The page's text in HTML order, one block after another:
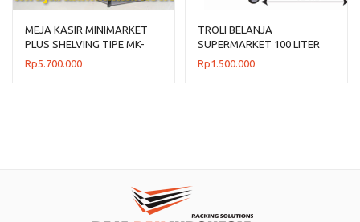
MEJA KASIR MINIMARKET
PLUS SHELVING TIPE MK-
04AZ
Rp5.700.000
TROLI BELANJA
SUPERMARKET 100 LITER
TIPE TS-100L RAJARAK
Rp1.500.000